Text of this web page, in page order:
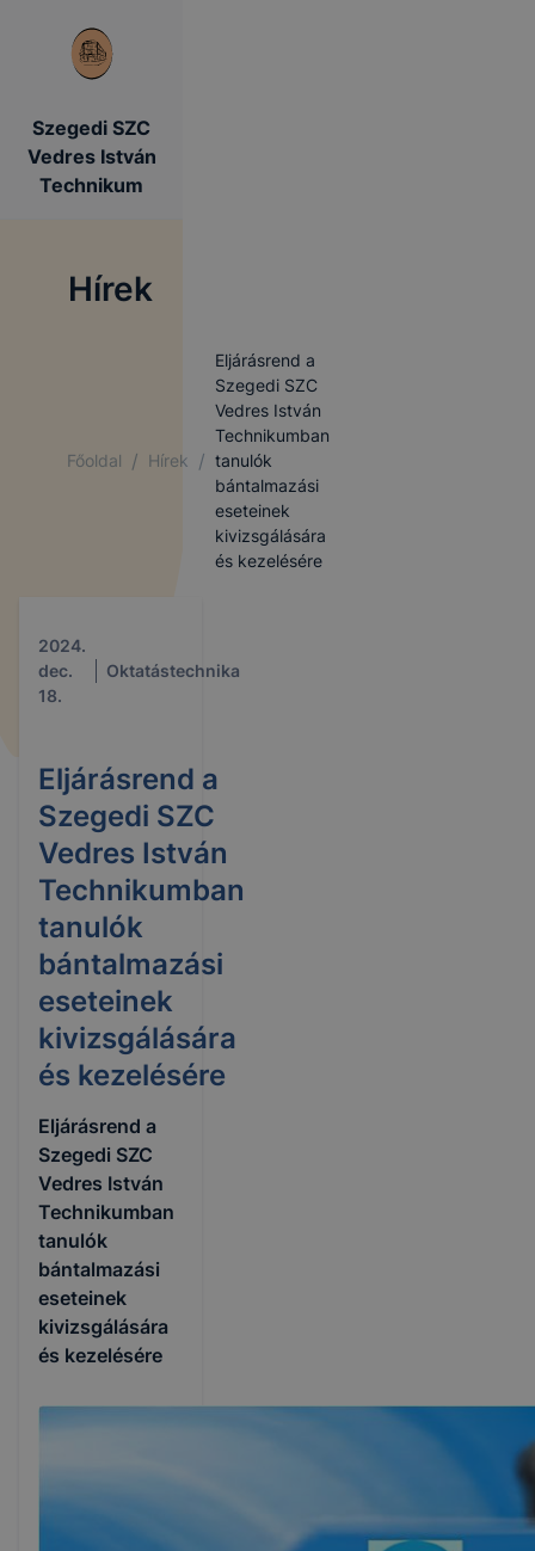
Szegedi SZC
Vedres István
Technikum
Hírek
Főoldal / Hírek /
Eljárásrend a
Szegedi SZC
Vedres István
Technikumban
tanulók
bántalmazási
eseteinek
kivizsgálására
és kezelésére
2024.
dec.
18.
Oktatástechnika
Eljárásrend a
Szegedi SZC
Vedres István
Technikumban
tanulók
bántalmazási
eseteinek
kivizsgálására
és kezelésére
Eljárásrend a
Szegedi SZC
Vedres István
Technikumban
tanulók
bántalmazási
eseteinek
kivizsgálására
és kezelésére